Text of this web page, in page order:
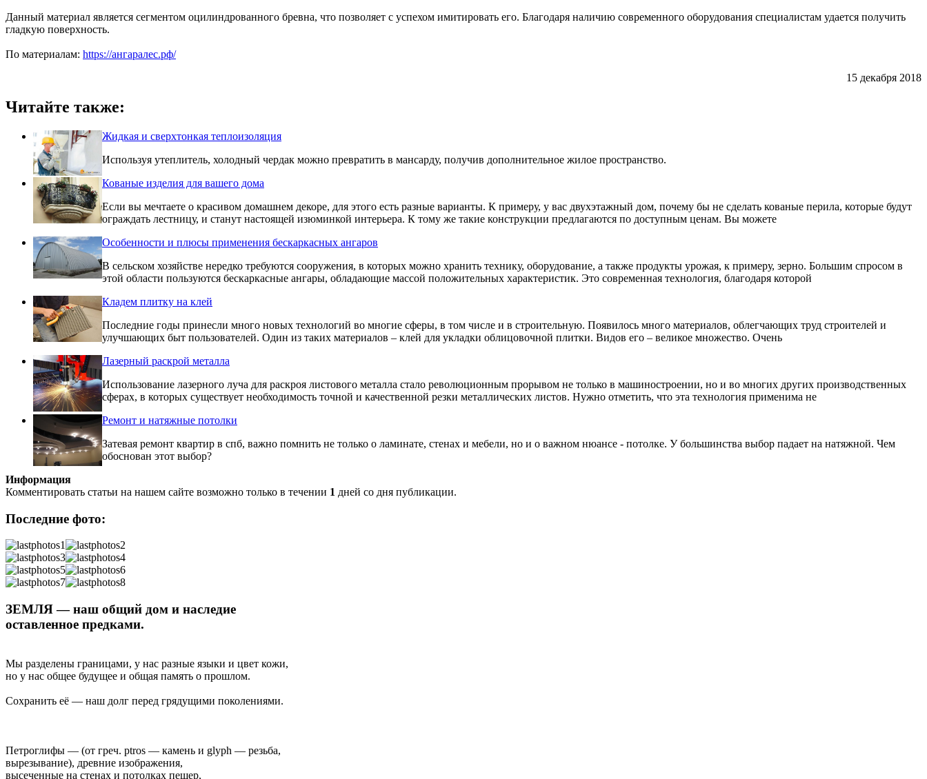
Данный материал является сегментом оцилиндрованного бревна, что позволяет с успехом имитировать его. Благодаря наличию современного оборудования специалистам удается получить
гладкую поверхность.
По материалам: https://ангаралес.рф/
15 декабря 2018
Читайте также:
Жидкая и сверхтонкая теплоизоляция
Используя утеплитель, холодный чердак можно превратить в мансарду, получив дополнительное жилое пространство.
Кованые изделия для вашего дома
Если вы мечтаете о красивом домашнем декоре, для этого есть разные варианты. К примеру, у вас двухэтажный дом, почему бы не сделать кованые перила, которые будут
ограждать лестницу, и станут настоящей изюминкой интерьера. К тому же такие конструкции предлагаются по доступным ценам. Вы можете
Особенности и плюсы применения бескаркасных ангаров
В сельском хозяйстве нередко требуются сооружения, в которых можно хранить технику, оборудование, а также продукты урожая, к примеру, зерно. Большим спросом в
этой области пользуются бескаркасные ангары, обладающие массой положительных характеристик. Это современная технология, благодаря которой
Кладем плитку на клей
Последние годы принесли много новых технологий во многие сферы, в том числе и в строительную. Появилось много материалов, облегчающих труд строителей и
улучшающих быт пользователей. Один из таких материалов – клей для укладки облицовочной плитки. Видов его – великое множество. Очень
Лазерный раскрой металла
Использование лазерного луча для раскроя листового металла стало революционным прорывом не только в машиностроении, но и во многих других производственных
сферах, в которых существует необходимость точной и качественной резки металлических листов. Нужно отметить, что эта технология применима не
Ремонт и натяжные потолки
Затевая ремонт квартир в спб, важно помнить не только о ламинате, стенах и мебели, но и о важном нюансе - потолке. У большинства выбор падает на натяжной. Чем
обоснован этот выбор?
Информация
Комментировать статьи на нашем сайте возможно только в течении 1 дней со дня публикации.
Последние фото:
ЗЕМЛЯ — наш общий дом и наследие
оставленное предками.
Мы разделены границами, у нас разные языки и цвет кожи,
но у нас общее будущее и общая память о прошлом.
Сохранить её — наш долг перед грядущими поколениями.
Петроглифы — (от греч. ptros — камень и glyph — резьба,
вырезывание), древние изображения,
высеченные на стенах и потолках пещер,